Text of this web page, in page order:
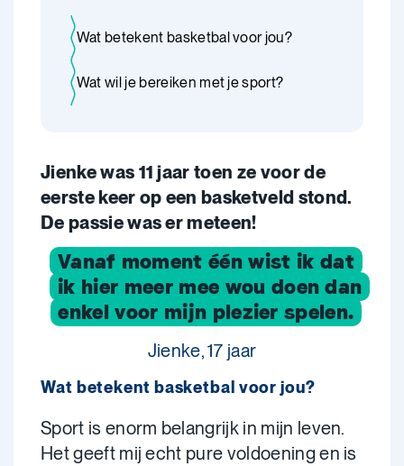
Wat betekent basketbal voor jou?
Wat wil je bereiken met je sport?
Jienke was 11 jaar toen ze voor de
eerste keer op een basketveld stond.
De passie was er meteen!
Vanaf moment één wist ik dat
ik hier meer mee wou doen dan
enkel voor mijn plezier spelen.
Jienke, 17 jaar
Wat betekent basketbal voor jou?
Sport is enorm belangrijk in mijn leven.
Het geeft mij echt pure voldoening en is